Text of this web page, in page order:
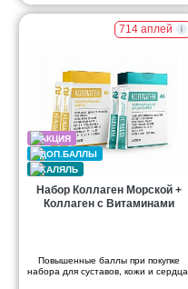
714 аплей
Набор Коллаген Морской +
Коллаген с Витаминами
Повышенные баллы при покупке
набора для суставов, кожи и сердца.